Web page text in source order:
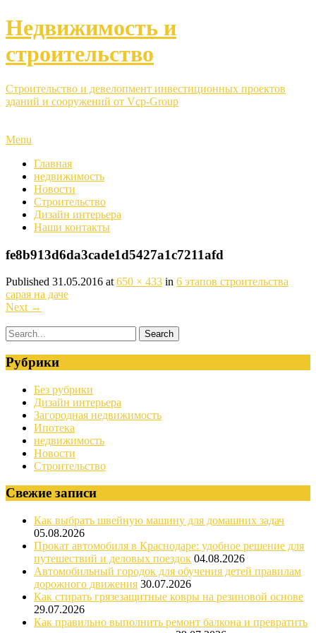
Недвижимость и
строительство
Строительство и девелопмент инвестиционных проектов
зданий и сооружений от Vcp-Group
Menu
Главная
недвижимость
Новости
Строительство
Дизайн интерьера
Наши контакты
fe8b913d6da3cade1d5427a1c7211afd
Published 31.05.2016 at 650 × 433 in 6 этапов строительства
сарая на даче
Next →
Рубрики
Без рубрики
Дизайн интерьера
Загородная недвижимость
Ипотека
недвижимость
Новости
Строительство
Свежие записи
Как выбрать швейную машину для домашних задач
05.08.2026
Прокат автомобиля в Краснодаре: удобное решение для
путешествий и деловых поездок 04.08.2026
Автомобильный городок для обучения детей правилам
дорожного движения 30.07.2026
Как стирать грязезащитные ковры на резиновой основе
29.07.2026
Как правильно выполнить ремонт балкона и превратить